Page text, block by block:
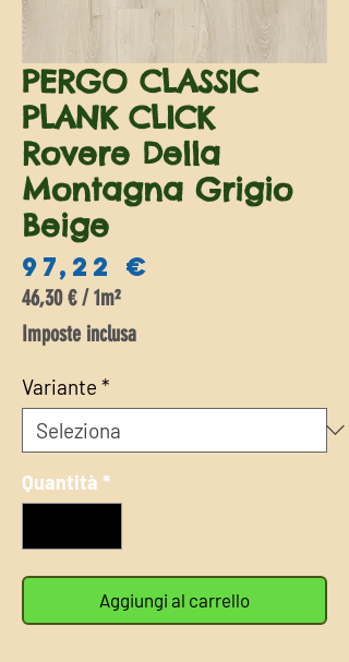
PERGO CLASSIC
PLANK CLICK
Rovere Della
Montagna Grigio
Beige
97,22 €
46,30 € /1m²
46,30 €
ogni
1
Metro
quadrato
Imposte inclusa
Variante *
Quantità *
Aggiungi al carrello